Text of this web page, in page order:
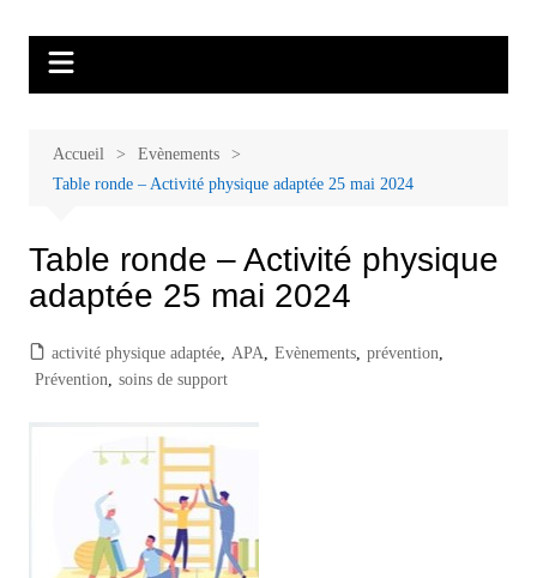
contenu
Malades et proches, Vivre avec et
après le cancer
thérapeutique, sophrologie, sport adapté, art thérapie, musico thérapie…
Accueil
Evènements
Table ronde – Activité physique adaptée 25 mai 2024
Table ronde – Activité physique
adaptée 25 mai 2024
activité physique adaptée, APA Evènements, prévention
Prévention
soins de support